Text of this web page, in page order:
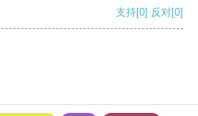
支持[0] 反对[0]